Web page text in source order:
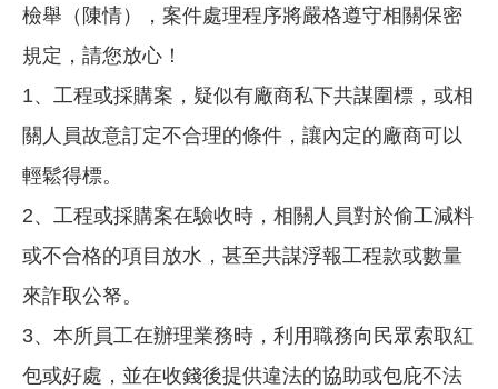
檢舉（陳情），案件處理程序將嚴格遵守相關保密
規定，請您放心！
1、工程或採購案，疑似有廠商私下共謀圍標，或相
關人員故意訂定不合理的條件，讓內定的廠商可以
輕鬆得標。
2、工程或採購案在驗收時，相關人員對於偷工減料
或不合格的項目放水，甚至共謀浮報工程款或數量
來詐取公帑。
3、本所員工在辦理業務時，利用職務向民眾索取紅
包或好處，並在收錢後提供違法的協助或包庇不法